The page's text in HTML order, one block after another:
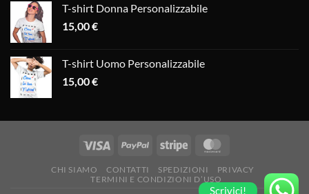
T-shirt Donna Personalizzabile
15,00€
T-shirt Uomo Personalizzabile
15,00€
CHI SIAMO CONTATTI SPEDIZIONI
PRIVACY
TERMINI E CONDIZIONI D’USO
Scrivici!